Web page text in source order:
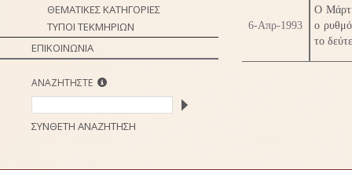
ΘΕΜΑΤΙΚΕΣ ΚΑΤΗΓΟΡΙΕΣ
ΤΥΠΟΙ ΤΕΚΜΗΡΙΩΝ
ΕΠΙΚΟΙΝΩΝΙΑ
ΑΝΑΖΗΤΗΣΤΕ
ΣΥΝΘΕΤΗ ΑΝΑΖΗΤΗΣΗ
6-Απρ-1993
Ο
ο
το